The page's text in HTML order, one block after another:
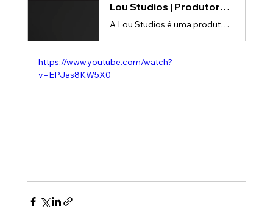
Lou Studios | Produtora de vídeos
A Lou Studios é uma produtora de vídeos, especializada em animações 3D para lançamento de produtos.
https://www.youtube.com/watch?
v=EPJas8KW5X0